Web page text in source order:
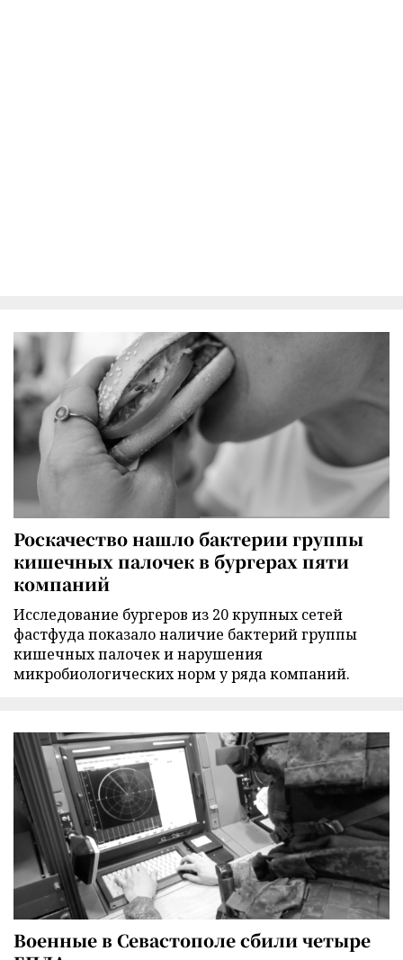
Роскачество нашло бактерии группы
кишечных палочек в бургерах пяти
компаний
Исследование бургеров из 20 крупных сетей
фастфуда показало наличие бактерий группы
кишечных палочек и нарушения
микробиологических норм у ряда компаний.
Военные в Севастополе сбили четыре